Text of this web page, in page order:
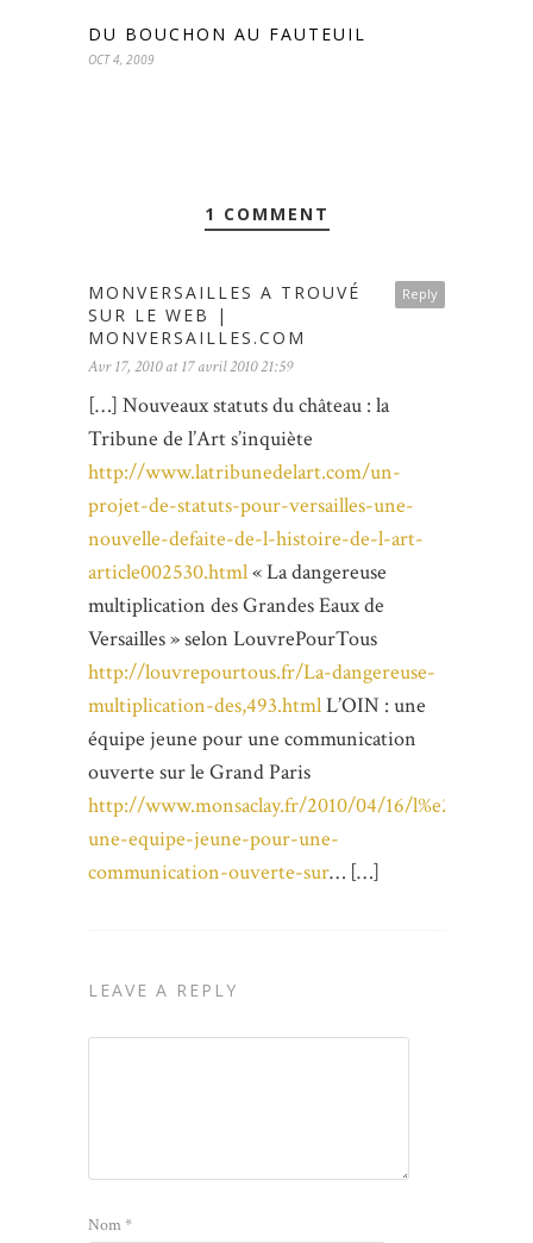
DU BOUCHON AU FAUTEUIL
OCT 4, 2009
1 COMMENT
Reply
MONVERSAILLES A TROUVÉ
SUR LE WEB |
MONVERSAILLES.COM
Avr 17, 2010 at 17 avril 2010 21:59
[…] Nouveaux statuts du château : la
Tribune de l’Art s’inquiète
http://www.latribunedelart.com/un-
projet-de-statuts-pour-versailles-une-
nouvelle-defaite-de-l-histoire-de-l-art-
article002530.html« La dangereuse
multiplication des Grandes Eaux de
Versailles » selon LouvrePourTous
http://louvrepourtous.fr/La-dangereuse-
multiplication-des,493.htmlL’OIN : une
équipe jeune pour une communication
ouverte sur le Grand Paris
http://www.monsaclay.fr/2010/04/16/
une-equipe-jeune-pour-une-
communication-ouverte-sur… […]
LEAVE A REPLY
Nom*